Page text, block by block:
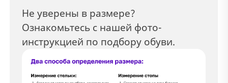
Не уверены в размере?
Ознакомьтесь с нашей фото-
инструкцией по подбору обуви.